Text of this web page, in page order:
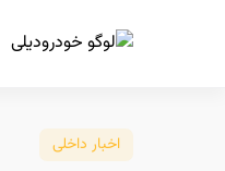
اخبار داخلی